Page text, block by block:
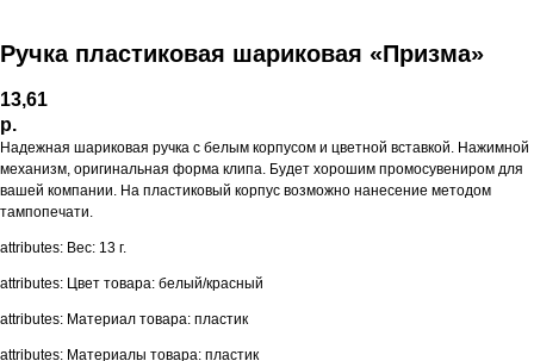
Ручка пластиковая шариковая «Призма»
13,61
р.
Надежная шариковая ручка с белым корпусом и цветной вставкой. Нажимной
механизм, оригинальная форма клипа. Будет хорошим промосувениром для
вашей компании. На пластиковый корпус возможно нанесение методом
тампопечати.
attributes: Вес: 13 г.
attributes: Цвет товара: белый/красный
attributes: Материал товара: пластик
attributes: Материалы товара: пластик